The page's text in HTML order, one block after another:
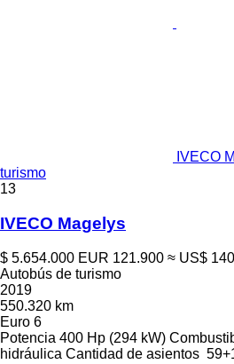
IVECO
turismo
13
IVECO Magelys
$ 5.654.000 EUR 121.900 ≈ US$
Autobús de turismo
2019
550.320 km
Euro 6
Potencia 400 Hp (294 kW)
hidráulica Cantidad de asientos